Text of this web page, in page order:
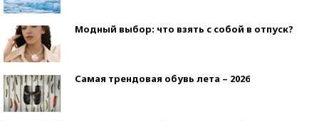
Модный выбор: что взять с собой в отпуск?
Самая трендовая обувь лета – 2026